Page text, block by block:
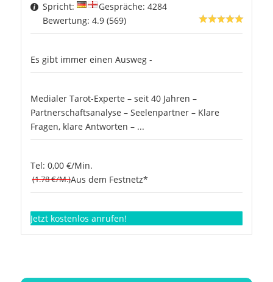
Spricht:
Gespräche: 4284
Bewertung: 4.9 (569)
Es gibt immer einen Ausweg -
Medialer Tarot-Experte – seit 40 Jahren –
Partnerschaftsanalyse – Seelenpartner – Klare
Fragen, klare Antworten – ...
Tel: 0,00 €/Min.
(1.78 €/M.)Aus dem Festnetz*
Jetzt kostenlos anrufen!